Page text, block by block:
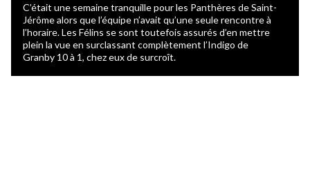
C’était une semaine tranquille pour les Panthères de Saint-
Jérôme alors que l’équipe n’avait qu’une seule rencontre à
l’horaire. Les Félins se sont toutefois assurés d’en mettre
plein la vue en surclassant complètement l’Indigo de
Granby 10 à 1, chez eux de surcroît.